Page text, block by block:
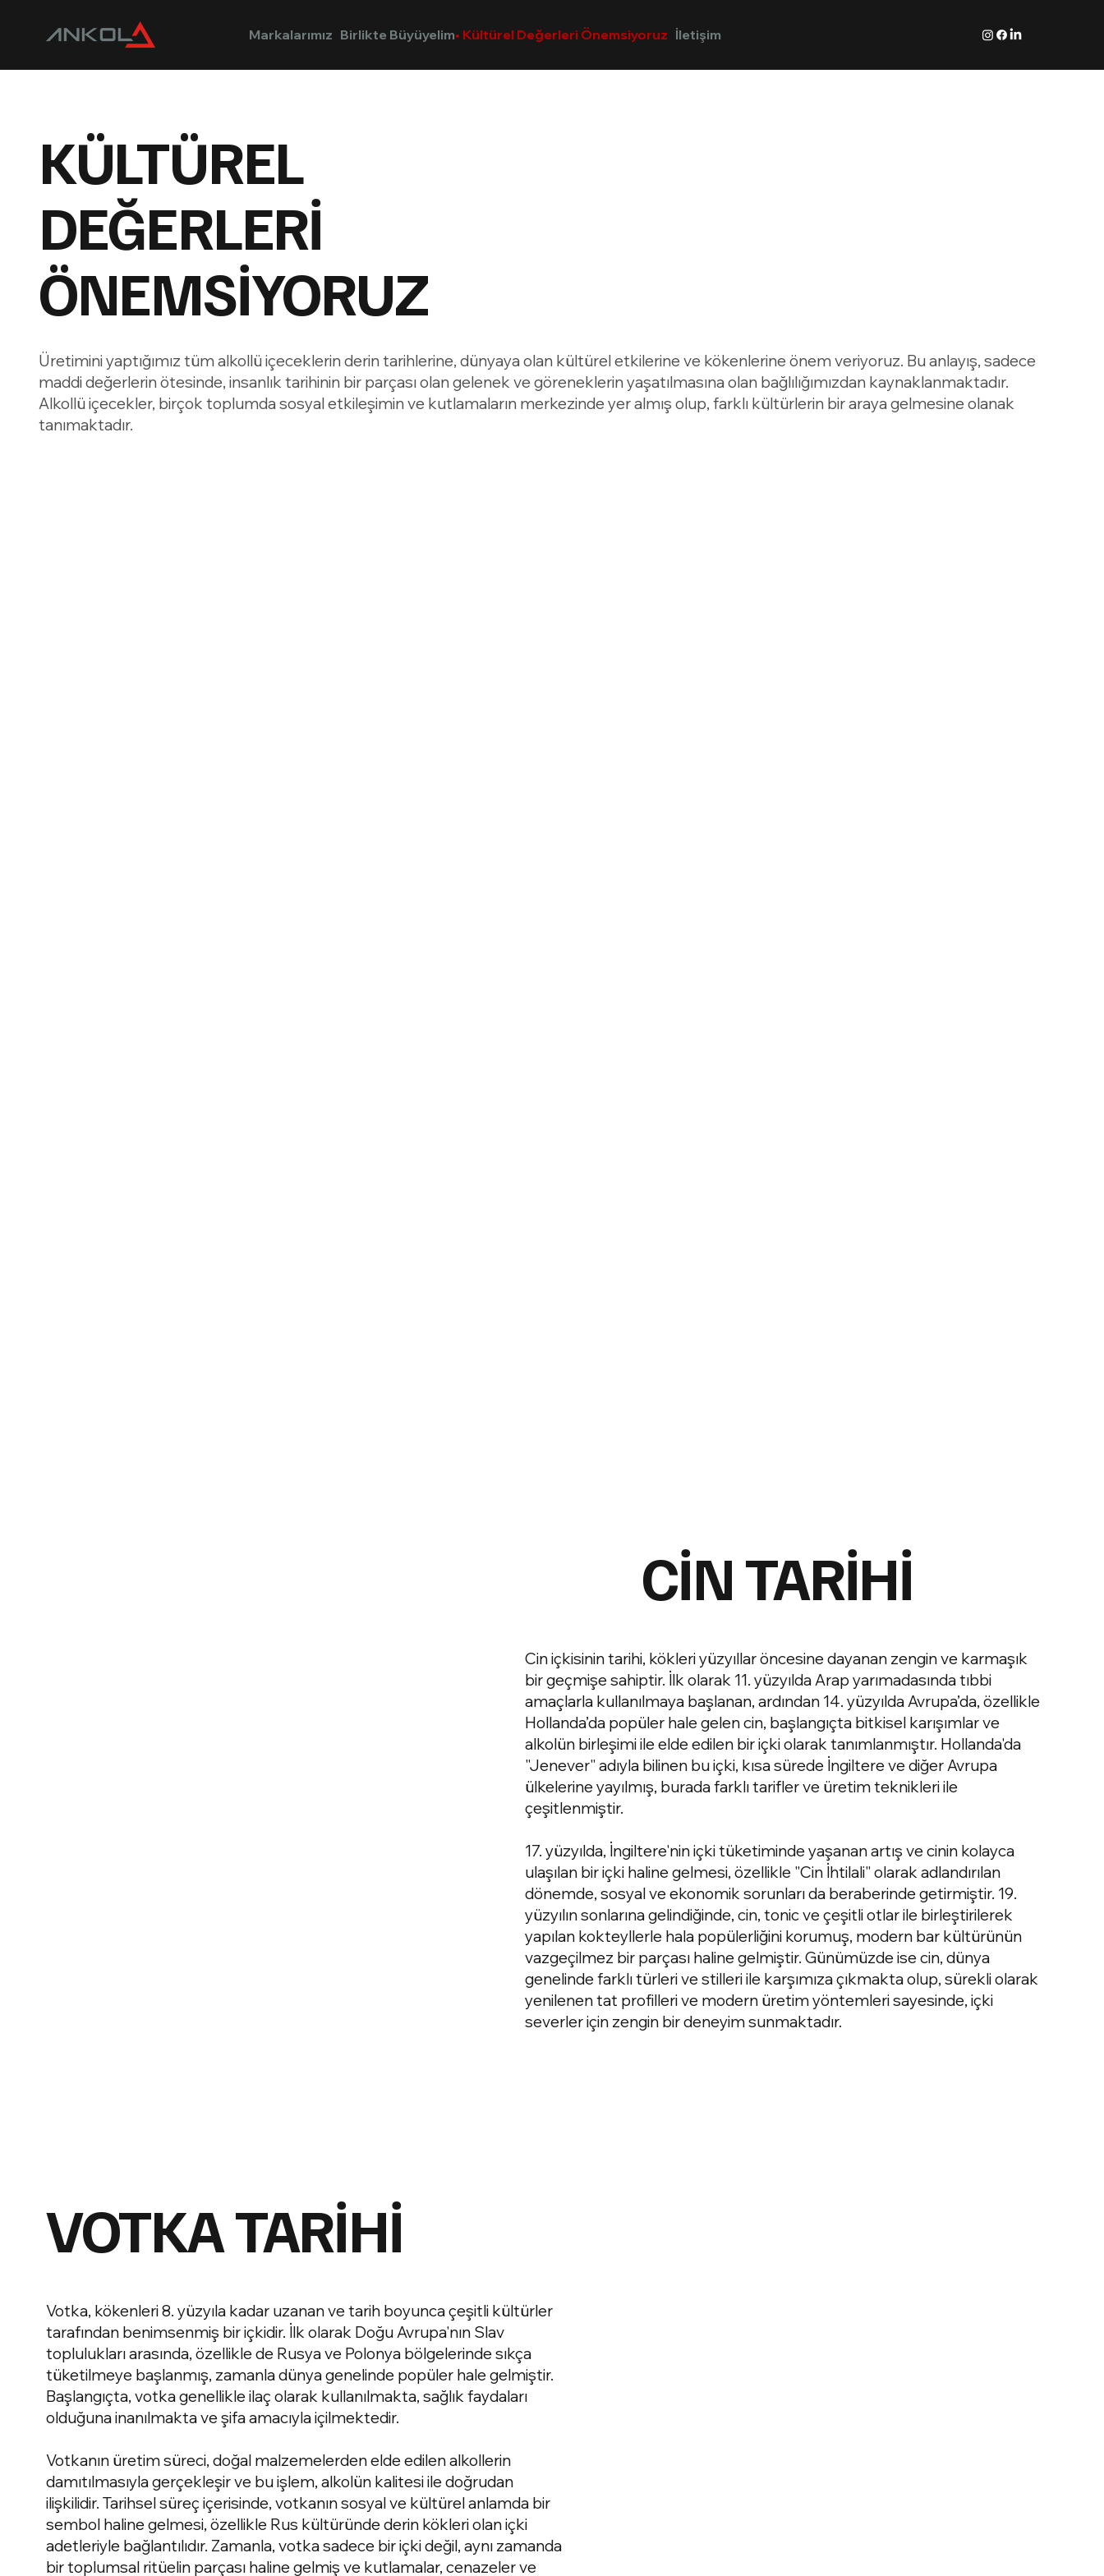
Markalarımız Birlikte Büyüyelim Kültürel Değerleri Önemsiyoruz İletişim
KÜLTÜREL
DEĞERLERİ
ÖNEMSİYORUZ
Üretimini yaptığımız tüm alkollü içeceklerin derin tarihlerine, dünyaya olan kültürel etkilerine ve kökenlerine önem veriyoruz. Bu anlayış, sadece
maddi değerlerin ötesinde, insanlık tarihinin bir parçası olan gelenek ve göreneklerin yaşatılmasına olan bağlılığımızdan kaynaklanmaktadır.
Alkollü içecekler, birçok toplumda sosyal etkileşimin ve kutlamaların merkezinde yer almış olup, farklı kültürlerin bir araya gelmesine olanak
tanımaktadır.
CİN TARİHİ
Cin içkisinin tarihi, kökleri yüzyıllar öncesine dayanan zengin ve karmaşık
bir geçmişe sahiptir. İlk olarak 11. yüzyılda Arap yarımadasında tıbbi
amaçlarla kullanılmaya başlanan, ardından 14. yüzyılda Avrupa’da, özellikle
Hollanda’da popüler hale gelen cin, başlangıçta bitkisel karışımlar ve
alkolün birleşimi ile elde edilen bir içki olarak tanımlanmıştır. Hollanda'da
"Jenever" adıyla bilinen bu içki, kısa sürede İngiltere ve diğer Avrupa
ülkelerine yayılmış, burada farklı tarifler ve üretim teknikleri ile
çeşitlenmiştir.
17. yüzyılda, İngiltere'nin içki tüketiminde yaşanan artış ve cinin kolayca
ulaşılan bir içki haline gelmesi, özellikle "Cin İhtilali" olarak adlandırılan
dönemde, sosyal ve ekonomik sorunları da beraberinde getirmiştir. 19.
yüzyılın sonlarına gelindiğinde, cin, tonic ve çeşitli otlar ile birleştirilerek
yapılan kokteyllerle hala popülerliğini korumuş, modern bar kültürünün
vazgeçilmez bir parçası haline gelmiştir. Günümüzde ise cin, dünya
genelinde farklı türleri ve stilleri ile karşımıza çıkmakta olup, sürekli olarak
yenilenen tat profilleri ve modern üretim yöntemleri sayesinde, içki
severler için zengin bir deneyim sunmaktadır.
VOTKA TARİHİ
Votka, kökenleri 8. yüzyıla kadar uzanan ve tarih boyunca çeşitli kültürler
tarafından benimsenmiş bir içkidir. İlk olarak Doğu Avrupa'nın Slav
toplulukları arasında, özellikle de Rusya ve Polonya bölgelerinde sıkça
tüketilmeye başlanmış, zamanla dünya genelinde popüler hale gelmiştir.
Başlangıçta, votka genellikle ilaç olarak kullanılmakta, sağlık faydaları
olduğuna inanılmakta ve şifa amacıyla içilmektedir.
Votkanın üretim süreci, doğal malzemelerden elde edilen alkollerin
damıtılmasıyla gerçekleşir ve bu işlem, alkolün kalitesi ile doğrudan
ilişkilidir. Tarihsel süreç içerisinde, votkanın sosyal ve kültürel anlamda bir
sembol haline gelmesi, özellikle Rus kültüründe derin kökleri olan içki
adetleriyle bağlantılıdır. Zamanla, votka sadece bir içki değil, aynı zamanda
bir toplumsal ritüelin parçası haline gelmiş ve kutlamalar, cenazeler ve